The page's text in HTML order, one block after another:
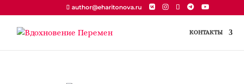
author@eharitonova.ru
КОНТАКТЫ